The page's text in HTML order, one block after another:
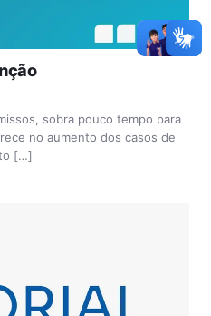
sobra pouco tempo para
no aumento dos casos de
[…]